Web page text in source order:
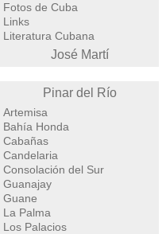
Fotos de Cuba
Links
Literatura Cubana
José Martí
Pinar del Río
Artemisa
Bahía Honda
Cabañas
Candelaria
Consolación del Sur
Guanajay
Guane
La Palma
Los Palacios